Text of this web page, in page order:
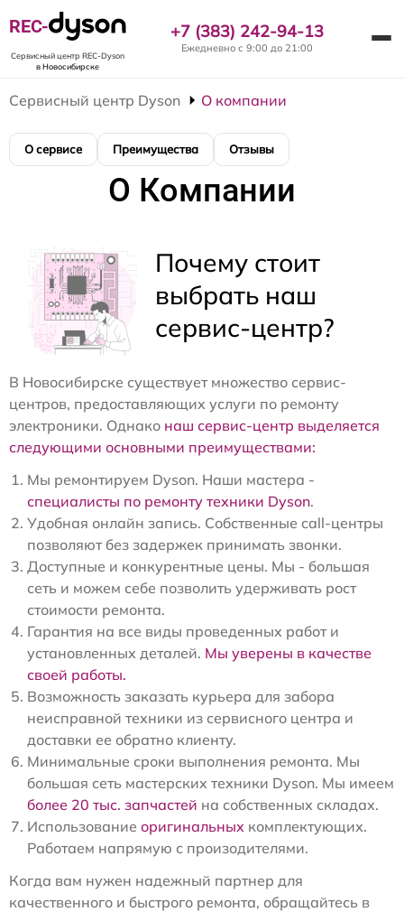
REC-
Сервисный центр REC-Dyson
в Новосибирске
+7 (383) 242-94-13
Ежедневно с 9:00 до 21:00
Сервисный центр Dyson О компании
О сервисе Преимущества Отзывы
О Компании
Почему стоит
выбрать наш
сервис-центр?
В Новосибирске существует множество сервис-
центров, предоставляющих услуги по ремонту
электроники. Однако наш сервис-центр выделяется
следующими основными преимуществами:
Мы ремонтируем Dyson. Наши мастера -
специалисты по ремонту техники Dyson.
Удобная онлайн запись. Собственные call-центры
позволяют без задержек принимать звонки.
Доступные и конкурентные цены. Мы - большая
сеть и можем себе позволить удерживать рост
стоимости ремонта.
Гарантия на все виды проведенных работ и
установленных деталей. Мы уверены в качестве
своей работы.
Возможность заказать курьера для забора
неисправной техники из сервисного центра и
доставки ее обратно клиенту.
Минимальные сроки выполнения ремонта. Мы
большая сеть мастерских техники Dyson. Мы имеем
более 20 тыс. запчастей на собственных складах.
Использование оригинальных комплектующих.
Работаем напрямую с произодителями.
Когда вам нужен надежный партнер для
качественного и быстрого ремонта, обращайтесь в